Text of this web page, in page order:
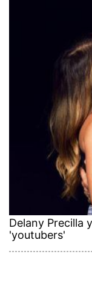
Delany Precilla
'youtubers'